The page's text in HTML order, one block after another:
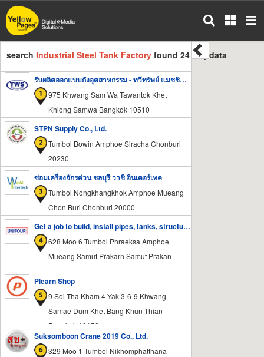
Skip
to
main
content
search Industrial Steel Tank Factory found 24 mapdata
รับผลิตออกแบบถังอุตสาหกรรม - ทวีทรัพย์ แมชชินเนอรี่ แอนด์ เซอร์วิส
975 Khwang Sam Wa Tawantok Khet
Khlong Samwa Bangkok 10510
STPN Supply Co., Ltd.
Tumbol Bowin Amphoe Siracha Chonburi
20230
ซ่อมเครื่องจักรด่วน ชลบุรี วาชิ อินเตอร์เทค
Tumbol Nongkhangkhok Amphoe Mueang
Chon Buri Chonburi 20000
Get a job to build, install pipes, tanks, structures - Unifor Engineering
628 Moo 6 Tumbol Phraeksa Amphoe
Mueang Samut Prakarn Samut Prakan
10280
Plearn Shop
9 Soi Tha Kham 4 Yak 3-6-9 Khwang
Samae Dum Khet Bang Khun Thian
Bangkok 10150
Suksomboon Crane 2019 Co., Ltd.
329 Moo 1 Tumbol Nikhomphatthana